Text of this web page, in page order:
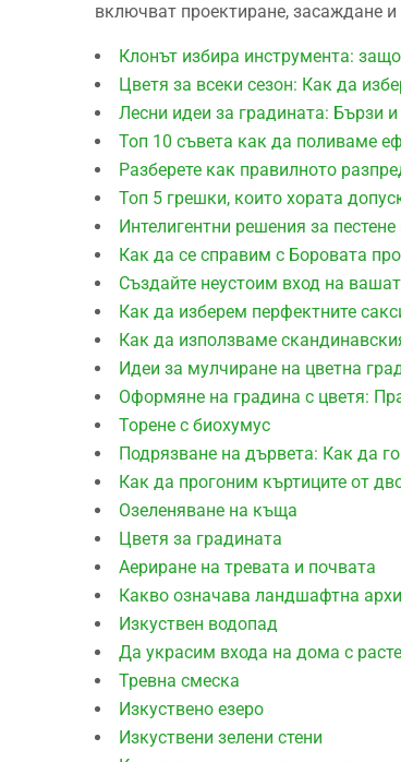
включват проектиране, засаждане
Клонът избира инструмента:
Цветя за всеки сезон: Как да
Лесни идеи за градината: Бързи
Топ 10 съвета как да поливаме
Разберете как правилното
Топ 5 грешки, които хората
Интелигентни решения за
Как да се справим с Боровата
Създайте неустоим вход на
Как да изберем перфектните
Как да използваме
Идеи за мулчиране на цветна
Оформяне на градина с цветя:
Торене с биохумус
Подрязване на дървета: Как да
Как да прогоним къртиците от
Озеленяване на къща
Цветя за градината
Аериране на тревата и почвата
Какво означава ландшафтна
Изкуствен водопад
Да украсим входа на дома с
Тревна смеска
Изкуствено езеро
Изкуствени зелени стени